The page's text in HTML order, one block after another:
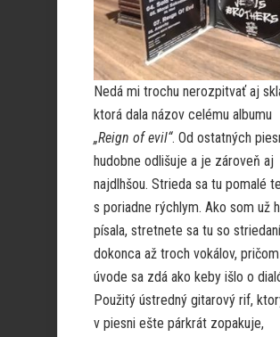
Nedá mi trochu nerozpitvať aj
ktorá dala názov celému albumu
„Reign of evil“. Od ostatných
hudobne odlišuje a je zároveň aj
najdlhšou. Strieda sa tu pomalé
s poriadne rýchlym. Ako som už
písala, stretnete sa tu so
dokonca až troch vokálov,
úvode sa zdá ako keby išlo o
Použitý ústredný gitarový rif,
v piesni ešte párkrát zopakuje,